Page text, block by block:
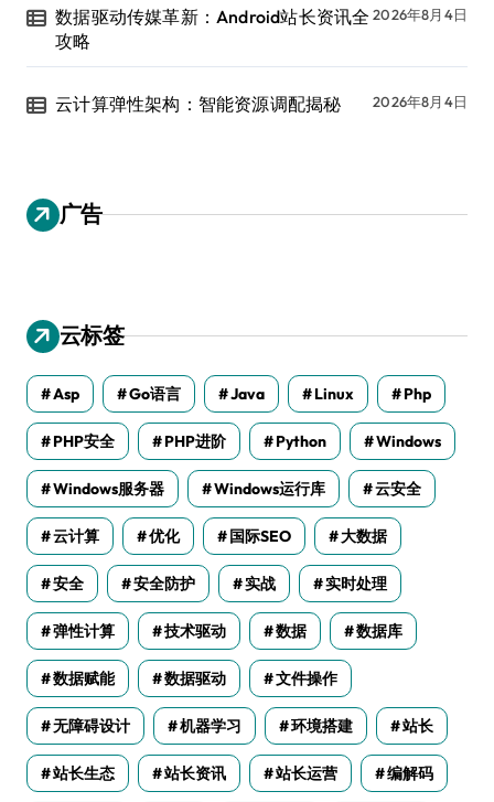
数据驱动传媒革新：Android站长资讯全
攻略
2026年8月4日
云计算弹性架构：智能资源调配揭秘 2026年8月4日
广告
云标签
Asp Go语言 Java Linux Php
PHP安全 PHP进阶 Python Windows
Windows服务器 Windows运行库 云安全
云计算 优化 国际SEO 大数据
安全 安全防护 实战 实时处理
弹性计算 技术驱动 数据 数据库
数据赋能 数据驱动 文件操作
无障碍设计 机器学习 环境搭建 站长
站长生态 站长资讯 站长运营 编解码